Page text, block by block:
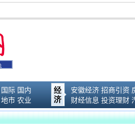
国际 国内
地市 农业
安徽经济 招商引资
财经信息 投资理财